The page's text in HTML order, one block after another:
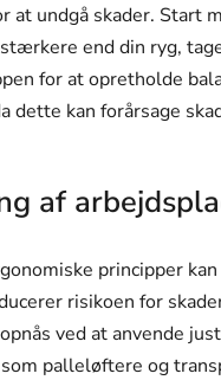
at undgå skader. Start
end din ryg,
for at opretholde
dette kan forårsage
af
principper
risikoen for
ved at anvende
palleløftere og